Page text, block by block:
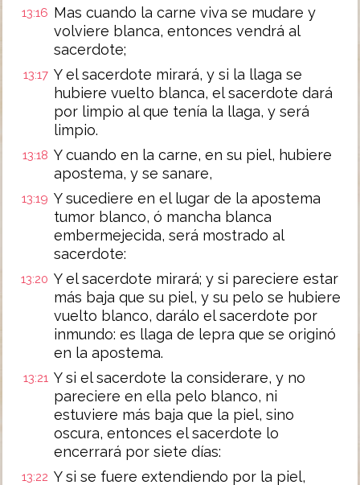
13:16 Mas cuando la carne viva se mudare y
volviere blanca, entonces vendrá al
sacerdote;
13:17 Y el sacerdote mirará, y si la llaga se
hubiere vuelto blanca, el sacerdote dará
por limpio al que tenía la llaga, y será
limpio.
13:18 Y cuando en la carne, en su piel, hubiere
apostema, y se sanare,
13:19 Y sucediere en el lugar de la apostema
tumor blanco, ó mancha blanca
embermejecida, será mostrado al
sacerdote:
13:20 Y el sacerdote mirará; y si pareciere estar
más baja que su piel, y su pelo se hubiere
vuelto blanco, darálo el sacerdote por
inmundo: es llaga de lepra que se originó
en la apostema.
13:21 Y si el sacerdote la considerare, y no
pareciere en ella pelo blanco, ni
estuviere más baja que la piel, sino
oscura, entonces el sacerdote lo
encerrará por siete días:
13:22 Y si se fuere extendiendo por la piel,